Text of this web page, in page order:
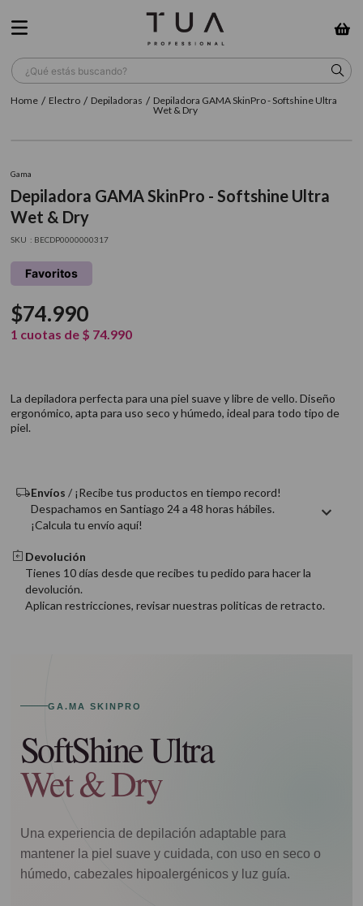
¿Qué estás buscando?
Electro Depiladoras
Depiladora GAMA SkinPro - Softshine Ultra
Wet & Dry
Gama
Depiladora GAMA SkinPro - Softshine Ultra
Wet & Dry
: BECDP0000000317
Favoritos
$74.990
1 cuotas de $ 74.990
La depiladora perfecta para una piel suave y libre de vello. Diseño
ergonómico, apta para uso seco y húmedo, ideal para todo tipo de
piel.
Envíos / ¡Recibe tus productos en tiempo record!
Despachamos en Santiago 24 a 48 horas hábiles.
¡Calcula tu envío aquí!
Devolución
Tienes 10 días desde que recibes tu pedido para hacer la
devolución.
Aplican restricciones, revisar nuestras politicas de retracto.
GA.MA SKINPRO
SoftShine Ultra
Wet & Dry
Una experiencia de depilación adaptable para
mantener la piel suave y cuidada, con uso en seco o
húmedo, cabezales hipoalergénicos y luz guía.
TÉRMINOS MÁS BUSCADOS
3. farmavita
shampoo
5. cepillo
6. gama
7. secador
8 . loreal
10. protector térmico